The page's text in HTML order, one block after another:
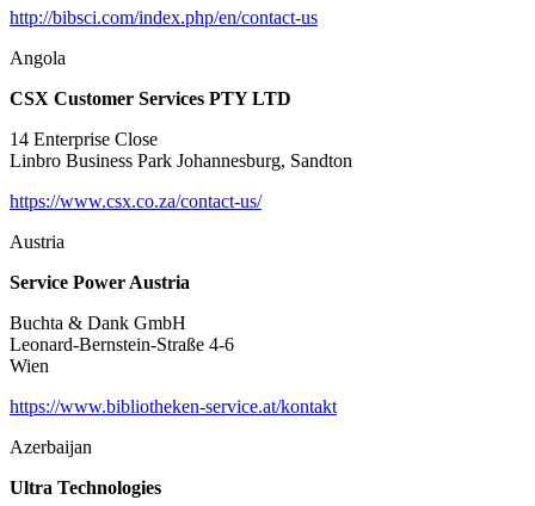
http://bibsci.com/index.php/en/contact-us
Angola
CSX Customer Services PTY LTD
14 Enterprise Close
Linbro Business Park Johannesburg, Sandton
https://www.csx.co.za/contact-us/
Austria
Service Power Austria
Buchta & Dank GmbH
Leonard-Bernstein-Straße 4-6
Wien
https://www.bibliotheken-service.at/kontakt
Azerbaijan
Ultra Technologies